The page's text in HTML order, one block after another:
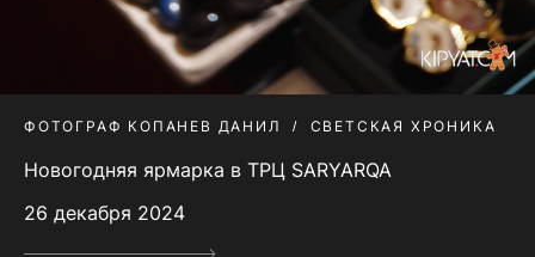
ФОТОГРАФ КОПАНЕВ ДАНИЛ СВЕТСКАЯ ХРОНИКА
Новогодняя ярмарка в ТРЦ SARYARQA
26 декабря 2024